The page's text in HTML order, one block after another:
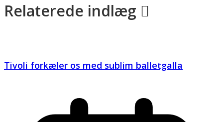
Relaterede indlæg
Tivoli forkæler os med sublim balletgalla